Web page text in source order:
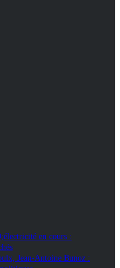
en cours :
Jean-Antoine Bunoz :